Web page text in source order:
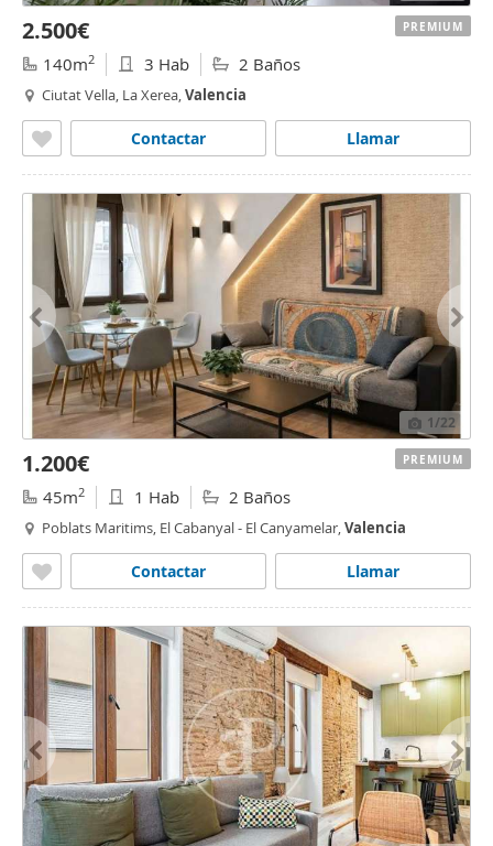
2.500€
140m2 3 Hab 2 Baños
Ciutat Vella, La Xerea,Valencia
Llamar
Contactar
PREMIUM
1/22
1.200€
45m2 1 Hab 2 Baños
Poblats Maritims, El Cabanyal - El Canyamelar,Valencia
Llamar
Contactar
PREMIUM